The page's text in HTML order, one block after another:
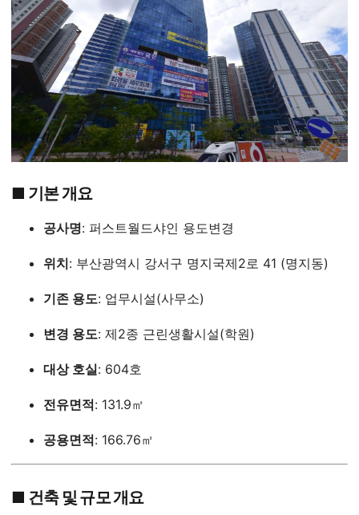
■ 기본 개요
공사명: 퍼스트월드샤인 용도변경
위치: 부산광역시 강서구 명지국제2로 41 (명지동)
기존 용도: 업무시설(사무소)
변경 용도: 제2종 근린생활시설(학원)
대상 호실: 604호
전유면적: 131.9㎡
공용면적: 166.76㎡
■ 건축 및 규모 개요